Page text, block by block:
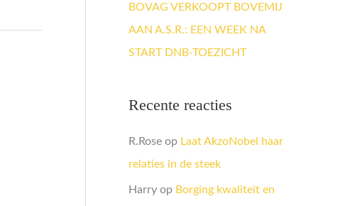
BOVAG VERKOOPT BOVEMIJ
AAN A.S.R.: EEN WEEK NA
START DNB-TOEZICHT
Recente reacties
R.Rose op Laat AkzoNobel haar
relaties in de steek
Harry op Borging kwaliteit en